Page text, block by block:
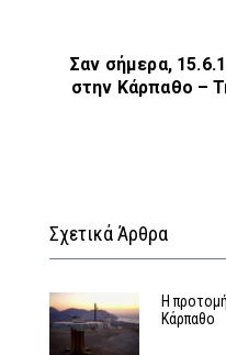
Σαν σήμερα,
στην Κάρπαθο –
Σχετικά Άρθρα
Η
Κάρπαθο